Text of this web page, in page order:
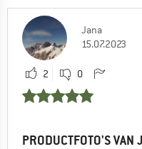
Jana
15.07.2023
2 0
PRODUCTFOTO'S VAN